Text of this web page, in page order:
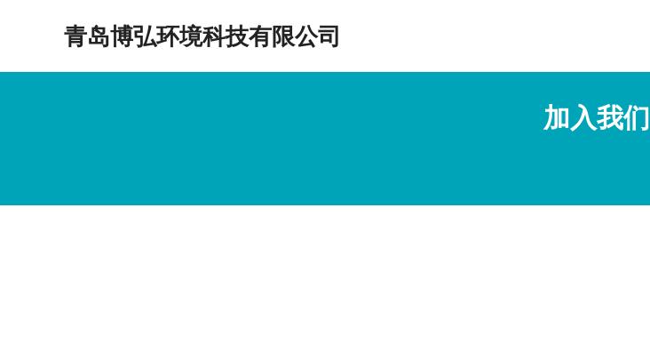
青岛博弘环境科技有限公司
加入我们